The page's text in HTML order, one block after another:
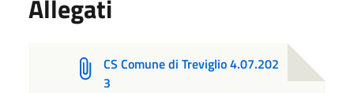
Allegati
CS Comune di Treviglio 4.07.202
3